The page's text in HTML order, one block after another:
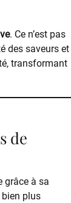
. Ce n’est pas
des saveurs et
transformant
de
grâce à sa
plus